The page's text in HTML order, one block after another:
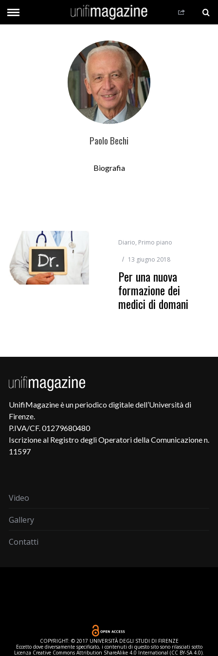
Paolo Bechi
Biografia
Diario, Primo piano
13 giugno 2018
Per una nuova
formazione dei
medici di domani
UnifiMagazine è un periodico digitale dell’Università di
Firenze.
P.IVA/CF. 01279680480
Iscrizione al Registro degli Operatori della Comunicazione n.
11597
Video
Gallery
Contatti
COPYRIGHT: © 2017 UNIVERSITÀ DEGLI STUDI DI FIRENZE
Eccetto dove diversamente specificato, i contenuti di questo sito sono rilasciati sotto
Licenza Creative Commons Attribution ShareAlike 4.0 International (CC BY-SA 4.0).